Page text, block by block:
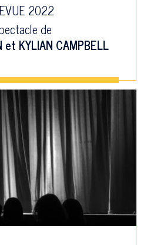
2022
de
et KYLIAN CAMPBELL